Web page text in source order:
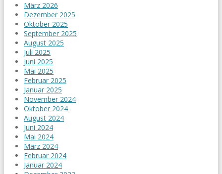
März 2026
Dezember 2025
Oktober 2025
September 2025
August 2025
Juli 2025
Juni 2025
Mai 2025
Februar 2025
Januar 2025
November 2024
Oktober 2024
August 2024
Juni 2024
Mai 2024
März 2024
Februar 2024
Januar 2024